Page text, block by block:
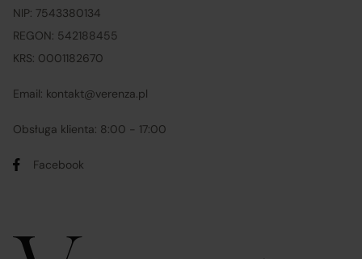
NIP: 7543380134
REGON: 542188455
KRS: 0001182670
Email: kontakt@verenza.pl
Obsługa klienta: 8:00 - 17:00
Facebook